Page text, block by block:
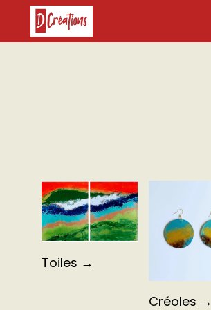
Toiles →
Créoles →